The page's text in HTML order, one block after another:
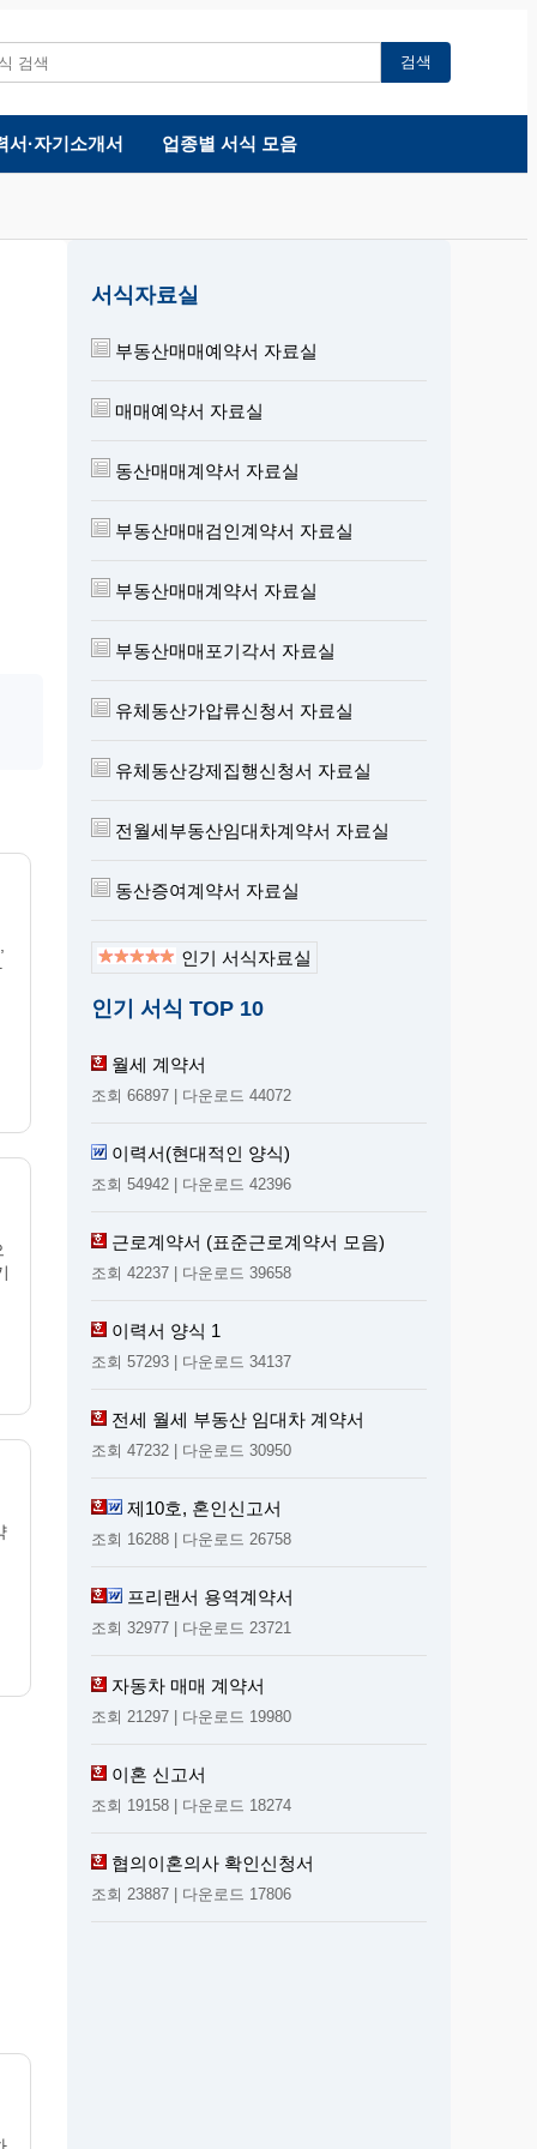
검색
서·자기소개서 업종별 서식 모음
서식자료실
부동산매매예약서 자료실
매매예약서 자료실
동산매매계약서 자료실
부동산매매검인계약서 자료실
부동산매매계약서 자료실
부동산매매포기각서 자료실
유체동산가압류신청서 자료실
유체동산강제집행신청서 자료실
전월세부동산임대차계약서 자료실
동산증여계약서 자료실
인기 서식자료실
인기 서식 TOP 10
월세 계약서
조회 66897 | 다운로드 44072
이력서(현대적인 양식)
조회 54942 | 다운로드 42396
근로계약서 (표준근로계약서 모음)
조회 42237 | 다운로드 39658
이력서 양식 1
조회 57293 | 다운로드 34137
전세 월세 부동산 임대차 계약서
조회 47232 | 다운로드 30950
제10호, 혼인신고서
조회 16288 | 다운로드 26758
프리랜서 용역계약서
조회 32977 | 다운로드 23721
자동차 매매 계약서
조회 21297 | 다운로드 19980
이혼 신고서
조회 19158 | 다운로드 18274
협의이혼의사 확인신청서
조회 23887 | 다운로드 17806